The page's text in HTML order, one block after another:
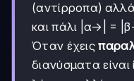
(αντίρροπα)
και πάλι |α→| =
Όταν έχεις
διανύσματα